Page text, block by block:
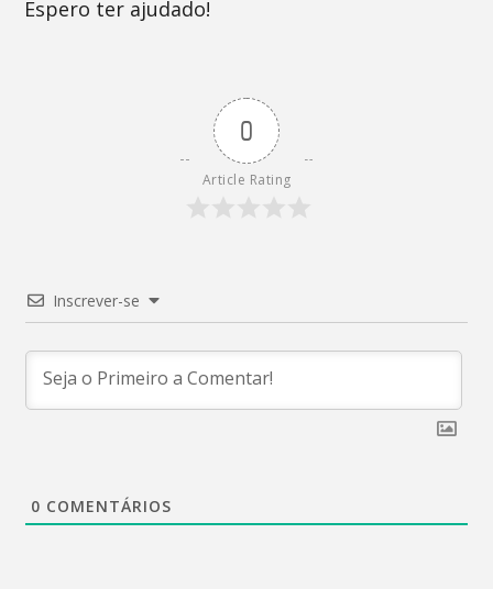
Espero ter ajudado!
0
Article Rating
Inscrever-se
0 COMENTÁRIOS